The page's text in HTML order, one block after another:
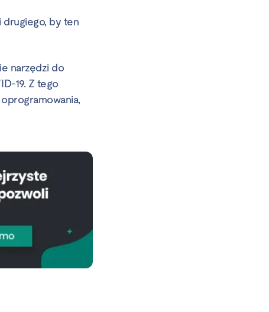
drugiego, by ten
narzędzi do
19. Z tego